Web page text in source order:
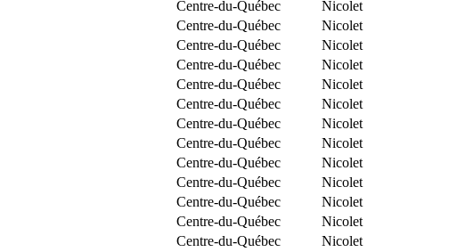
Centre-du-Québec
Nicolet
Centre-du-Québec
Nicolet
Centre-du-Québec
Nicolet
Centre-du-Québec
Nicolet
Centre-du-Québec
Nicolet
Centre-du-Québec
Nicolet
Centre-du-Québec
Nicolet
Centre-du-Québec
Nicolet
Centre-du-Québec
Nicolet
Centre-du-Québec
Nicolet
Centre-du-Québec
Nicolet
Centre-du-Québec
Nicolet
Centre-du-Québec
Nicolet